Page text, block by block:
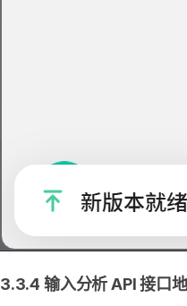
3.3.4 输入分析 API 接口